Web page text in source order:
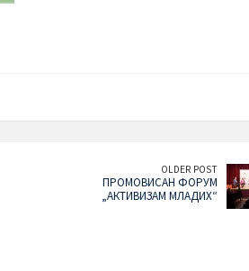
OLDER POST
ПРОМОВИСАН ФОРУМ
„АКТИВИЗАМ МЛАДИХ“